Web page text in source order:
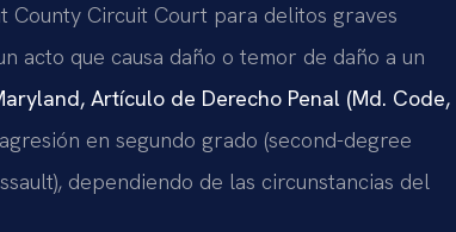
County Circuit Court para delitos graves
acto que causa daño o temor de daño a un
Artículo de Derecho Penal (Md. Code,
en segundo grado (second-degree
dependiendo de las circunstancias del